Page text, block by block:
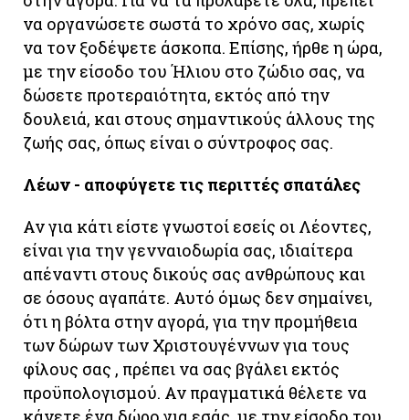
να οργανώσετε σωστά το χρόνο σας, χωρίς
να τον ξοδέψετε άσκοπα. Επίσης, ήρθε η ώρα,
με την είσοδο του Ήλιου στο ζώδιο σας, να
δώσετε προτεραιότητα, εκτός από την
δουλειά, και στους σημαντικούς άλλους της
ζωής σας, όπως είναι ο σύντροφος σας.
Λέων - αποφύγετε τις περιττές σπατάλες
Αν για κάτι είστε γνωστοί εσείς οι Λέοντες,
είναι για την γενναιοδωρία σας, ιδιαίτερα
απέναντι στους δικούς σας ανθρώπους και
σε όσους αγαπάτε. Αυτό όμως δεν σημαίνει,
ότι η βόλτα στην αγορά, για την προμήθεια
των δώρων των Χριστουγέννων για τους
φίλους σας , πρέπει να σας βγάλει εκτός
προϋπολογισμού. Αν πραγματικά θέλετε να